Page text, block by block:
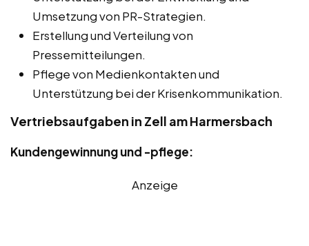
Umsetzung von PR-Strategien.
Erstellung und Verteilung von
Pressemitteilungen.
Pflege von Medienkontakten und
Unterstützung bei der Krisenkommunikation.
Vertriebsaufgaben in Zell am Harmersbach
Kundengewinnung und -pflege:
Anzeige